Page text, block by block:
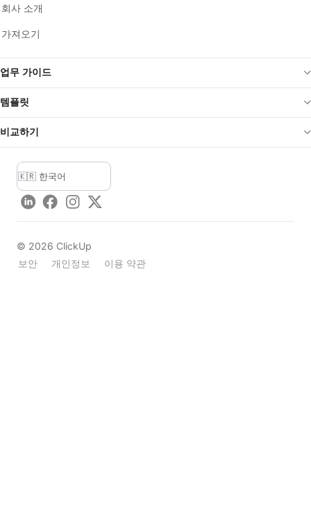
회사 소개
가져오기
업무 가이드
템플릿
비교하기
LinkedInFacebook
Instagram
Twitter
© 2026 ClickUp
보안
개인정보 이용 약관